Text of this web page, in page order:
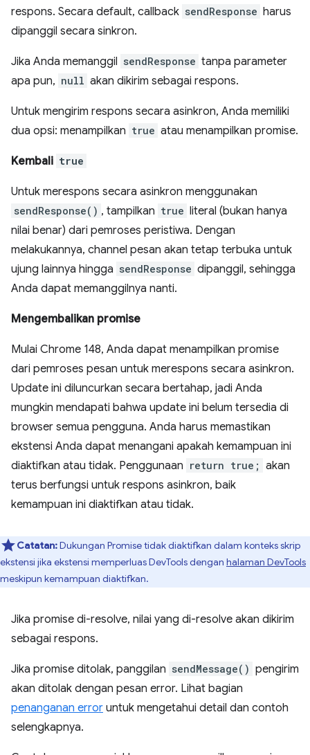
respons. Secara default, callback sendResponse harus
dipanggil secara sinkron.
Jika Anda memanggil sendResponse tanpa parameter
apa pun, null akan dikirim sebagai respons.
Untuk mengirim respons secara asinkron, Anda memiliki
dua opsi: menampilkan true atau menampilkan promise.
Kembali true
Untuk merespons secara asinkron menggunakan
sendResponse() , tampilkan true literal (bukan hanya
nilai benar) dari pemroses peristiwa. Dengan
melakukannya, channel pesan akan tetap terbuka untuk
ujung lainnya hingga sendResponse dipanggil, sehingga
Anda dapat memanggilnya nanti.
Mengembalikan promise
Mulai Chrome 148, Anda dapat menampilkan promise
dari pemroses pesan untuk merespons secara asinkron.
Update ini diluncurkan secara bertahap, jadi Anda
mungkin mendapati bahwa update ini belum tersedia di
browser semua pengguna. Anda harus memastikan
ekstensi Anda dapat menangani apakah kemampuan ini
diaktifkan atau tidak. Penggunaan return true; akan
terus berfungsi untuk respons asinkron, baik
kemampuan ini diaktifkan atau tidak.
Catatan:Dukungan Promise tidak diaktifkan dalam konteks skrip
ekstensi jika ekstensi memperluas DevTools dengan halaman DevTools
meskipun kemampuan diaktifkan.
Jika promise di-resolve, nilai yang di-resolve akan dikirim
sebagai respons.
Jika promise ditolak, panggilan sendMessage() pengirim
akan ditolak dengan pesan error. Lihat bagian
penanganan error untuk mengetahui detail dan contoh
selengkapnya.